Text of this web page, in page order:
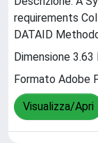
requirements
DATAID
Dimensione 3.63
Formato Adobe
Visualizza/Apri